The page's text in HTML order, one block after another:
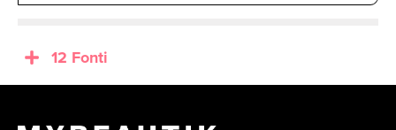
12 Fonti